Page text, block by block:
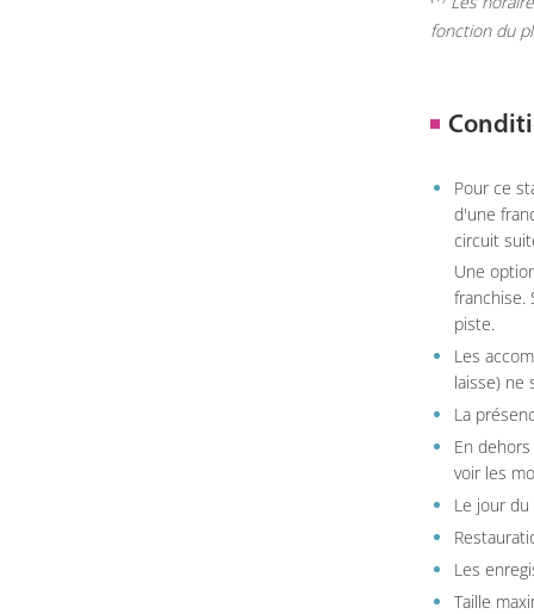
fonction du
Pour ce
d'une
circuit
Une
franchise.
piste.
Les
laisse) ne
La
En
voir les
Le jour
Les
Taille